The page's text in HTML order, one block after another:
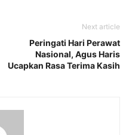
Next article
Peringati Hari Perawat
Nasional, Agus Haris
Ucapkan Rasa Terima Kasih